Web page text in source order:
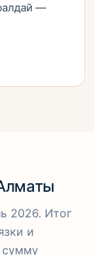
—
2026. Итог
и